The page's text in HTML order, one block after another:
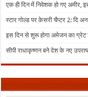
एक ही दिन में निवेशक हो गए अमीर,
स्टार गोल्ड पर केसरी चैप्टर 2: दि
इस दिन से शुरू होगा अमेजन का ग्रेट
सीपी राधाकृष्णन बने देश के नए